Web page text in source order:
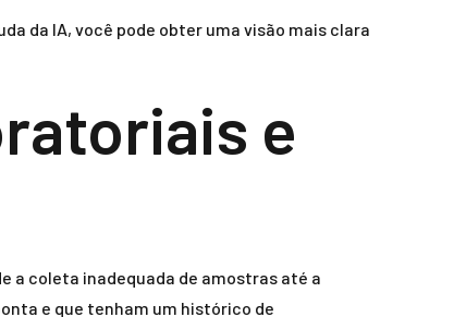
da IA, você pode obter uma visão mais clara
e
a coleta inadequada de amostras até a
e que tenham um histórico de